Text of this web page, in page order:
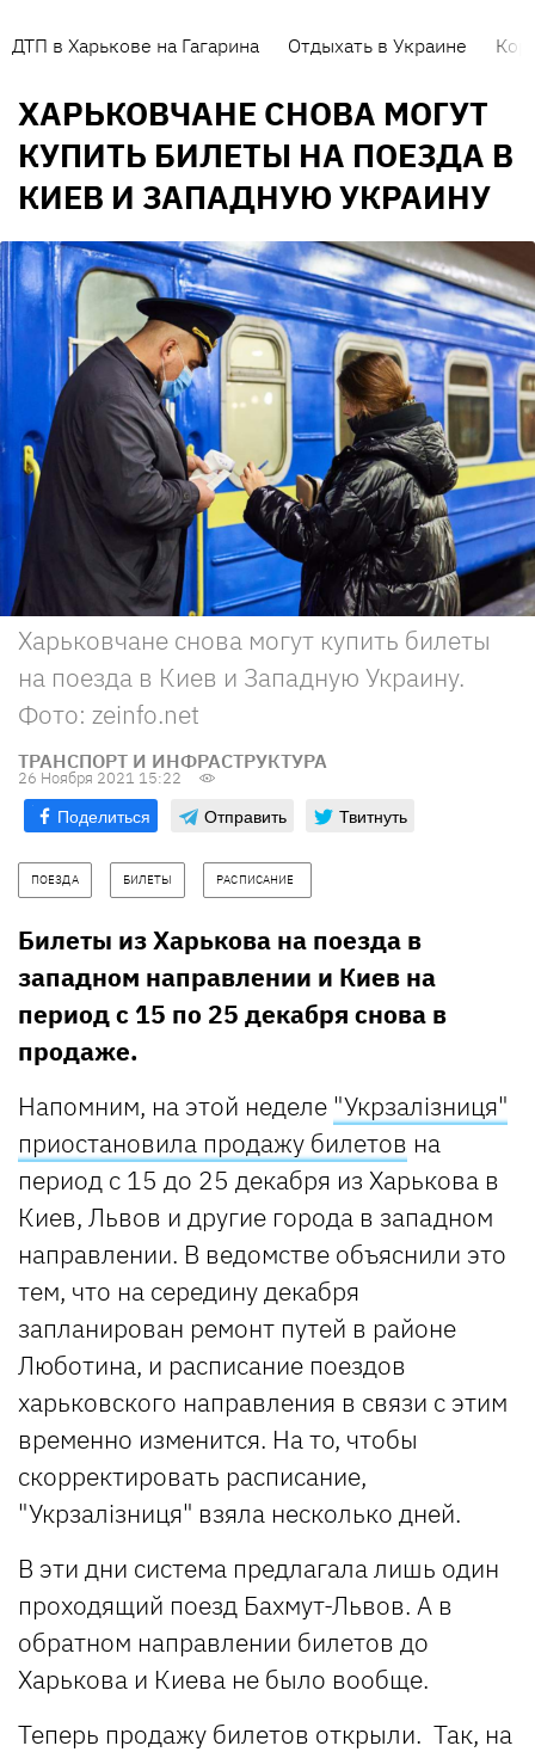
ДТП в Харькове на Гагарина Отдыхать в Украине
ХАРЬКОВЧАНЕ СНОВА МОГУТ
КУПИТЬ БИЛЕТЫ НА ПОЕЗДА В
КИЕВ И ЗАПАДНУЮ УКРАИНУ
Харьковчане снова могут купить билеты
на поезда в Киев и Западную Украину.
Фото: zeinfo.net
ТРАНСПОРТ И ИНФРАСТРУКТУРА
26 Ноября 2021 15:22
Поделиться Отправить Твитнуть
ПОЕЗДА БИЛЕТЫ РАСПИСАНИЕ
Билеты из Харькова на поезда в
западном направлении и Киев на
период с 15 по 25 декабря снова в
продаже.
Напомним, на этой неделе "Укрзалізниця"
приостановила продажу билетов на
период с 15 до 25 декабря из Харькова в
Киев, Львов и другие города в западном
направлении. В ведомстве объяснили это
тем, что на середину декабря
запланирован ремонт путей в районе
Люботина, и расписание поездов
харьковского направления в связи с этим
временно изменится. На то, чтобы
скорректировать расписание,
"Укрзалізниця" взяла несколько дней.
В эти дни система предлагала лишь один
проходящий поезд Бахмут-Львов. А в
обратном направлении билетов до
Харькова и Киева не было вообще.
Теперь продажу билетов открыли. Так, на